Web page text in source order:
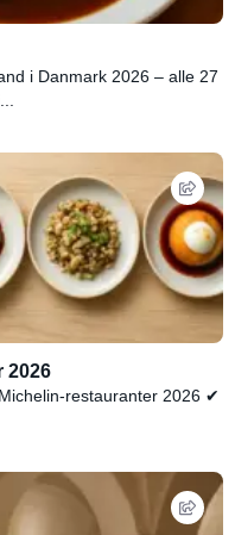
i Danmark 2026 – alle 27
2026
restauranter 2026 ✔